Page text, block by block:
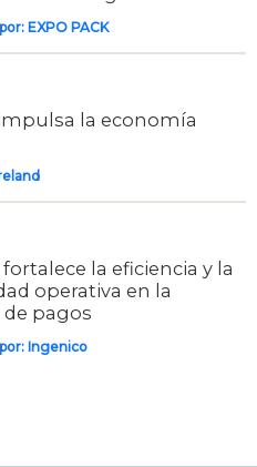
EXPO PACK
la economía
la eficiencia y la
operativa en la
pagos
Ingenico